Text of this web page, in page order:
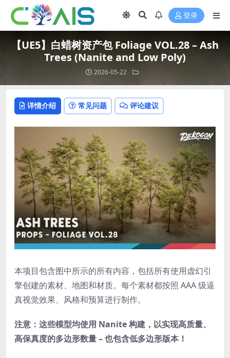
登录
【UE5】白蜡树资产包 Foliage VOL.28 – Ash
Trees (Nanite and Low Poly)
2026-05-22
详情介绍 常见问题 评论建议
本项目包含图中所示的所有内容，包括所有使用虚幻引
擎创建的素材、地图和材质。每个素材都按照 AAA 级逼
真视觉效果、风格和预算进行制作。
注意：这些模型均使用 Nanite 构建，以实现高质量、
高保真度的多边形数量 – 也包含低多边形版本！